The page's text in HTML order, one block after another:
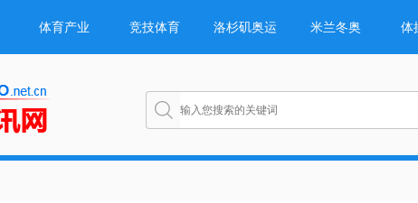
体育产业 竞技体育 洛杉矶奥运 米兰冬奥 体